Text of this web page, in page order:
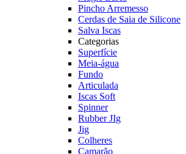
Pincho Arremesso
Cerdas de Saia de Silicone
Salva Iscas
Categorias
Superfície
Meia-água
Fundo
Articulada
Iscas Soft
Spinner
Rubber JIg
Jig
Colheres
Camarão